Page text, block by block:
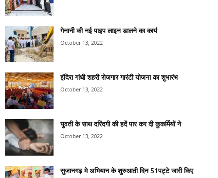
गेनानी की नई पाइप लाइन डालने का कार्य
October 13, 2022
इंदिरा गांधी शहरी रोजगार गारंटी योजना का शुभारंभ
October 13, 2022
युवती के साथ दरिंदगी की हदें पार कर दी कुकर्मियों ने
October 13, 2022
सुजानगढ़ मे अभियान के शुरुआती दिन 51पट्टे जारी किए